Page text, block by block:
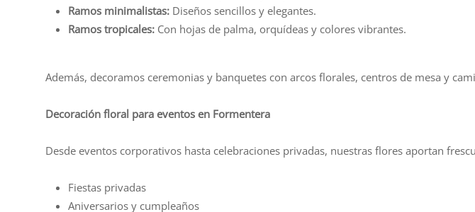
Ramos minimalistas: Diseños sencillos y elegantes.
Ramos tropicales: Con hojas de palma, orquídeas y colores vibrantes.
Además, decoramos ceremonias y banquetes con arcos florales, centros de mesa y
Decoración floral para eventos en Formentera
Desde eventos corporativos hasta celebraciones privadas, nuestras flores aportan
Fiestas privadas
Aniversarios y cumpleaños